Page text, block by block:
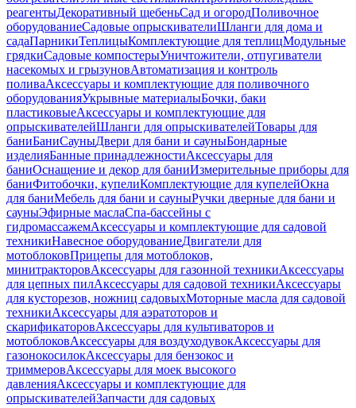
реагентыДекоративный щебеньСад и огородПоливочное
оборудованиеСадовые опрыскивателиШланги для дома и
садаПарникиТеплицыКомплектующие для теплицМодульные
грядкиСадовые компостерыУничтожители, отпугиватели
насекомых и грызуновАвтоматизация и контроль
поливаАксессуары и комплектующие для поливочного
оборудованияУкрывные материалыБочки, баки
пластиковыеАксессуары и комплектующие для
опрыскивателейШланги для опрыскивателейТовары для
баниБаниСауныДвери для бани и сауныБондарные
изделияБанные принадлежностиАксессуары для
баниОснащение и декор для баниИзмерительные приборы для
баниФитобочки, купелиКомплектующие для купелейОкна
для баниМебель для бани и сауныРучки дверные для бани и
сауныЭфирные маслаСпа-бассейны с
гидромассажемАксессуары и комплектующие для садовой
техникиНавесное оборудованиеДвигатели для
мотоблоковПрицепы для мотоблоков,
минитракторовАксессуары для газонной техникиАксессуары
для цепных пилАксессуары для садовой техникиАксессуары
для кусторезов, ножниц садовыхМоторные масла для садовой
техникиАксессуары для аэратоторов и
скарификаторовАксессуары для культиваторов и
мотоблоковАксессуары для воздуходувокАксессуары для
газонокосилокАксессуары для бензокос и
триммеровАксессуары для моек высокого
давленияАксессуары и комплектующие для
опрыскивателейЗапчасти для садовых